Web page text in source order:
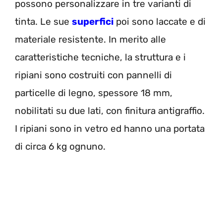
possono personalizzare in tre varianti di
tinta. Le sue superfici poi sono laccate e di
materiale resistente. In merito alle
caratteristiche tecniche, la struttura e i
ripiani sono costruiti con pannelli di
particelle di legno, spessore 18 mm,
nobilitati su due lati, con finitura antigraffio.
I ripiani sono in vetro ed hanno una portata
di circa 6 kg ognuno.